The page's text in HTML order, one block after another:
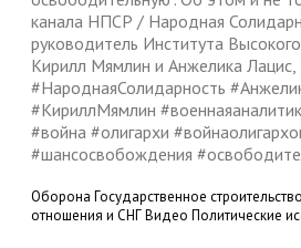
канала НПСР / Народная
руководитель Института
Кирилл Мямлин и Анжелика
#НароднаяСолидарность
#КириллМямлин
#война #олигархи
#шансосвобождения
Оборона Государственное строительство
отношения и СНГВидео Политические